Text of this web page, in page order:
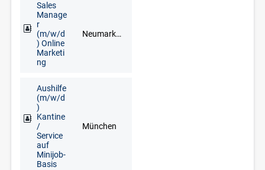
Sales
Manage
r
(m/w/d
) Online
Marketi
ng
Neumarkt in der Oberpfalz, Regensburg
Aushilfe
(m/w/d
)
Kantine
/
Service
auf
Minijob-
Basis
München